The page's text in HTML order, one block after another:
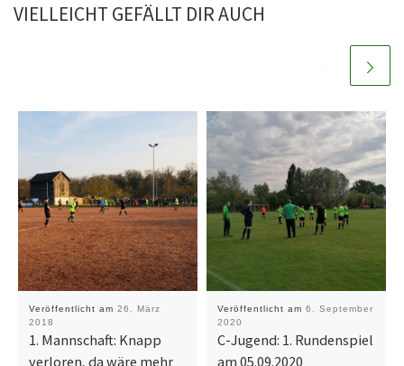
VIELLEICHT GEFÄLLT DIR AUCH
Veröffentlicht am 26. März
2018
1. Mannschaft: Knapp
verloren, da wäre mehr
Veröffentlicht am 6. September
2020
C-Jugend: 1. Rundenspiel
am 05.09.2020